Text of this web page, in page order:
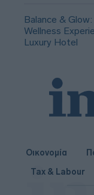
Balance &
Wellness
Luxury Hotel
Οικονομία
Tax & Labour